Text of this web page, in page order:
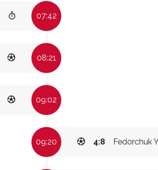
07:42
08:21
09:02
09:20 Fedorchuk
4:8